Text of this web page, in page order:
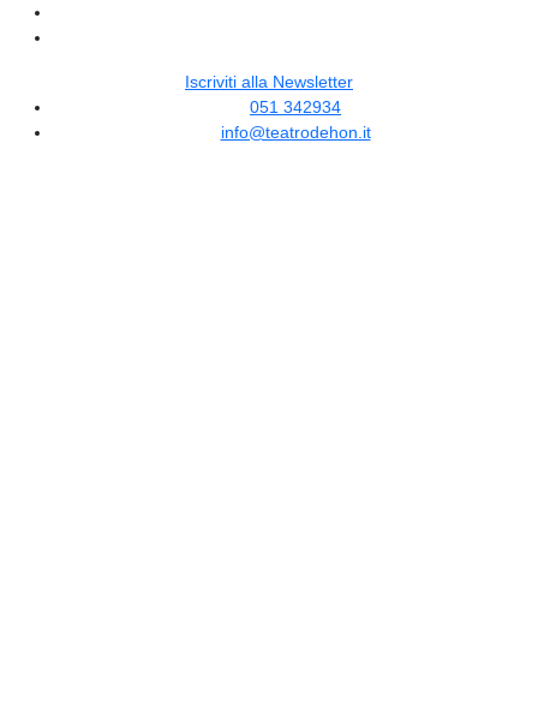
Iscriviti alla Newsletter
051 342934
info@teatrodehon.it